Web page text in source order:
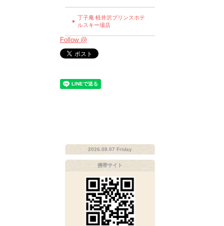
丁子庵 軽井沢プリンスホテ
ルスキー場店
Follow @
2026.08.07 Friday
携帯サイト